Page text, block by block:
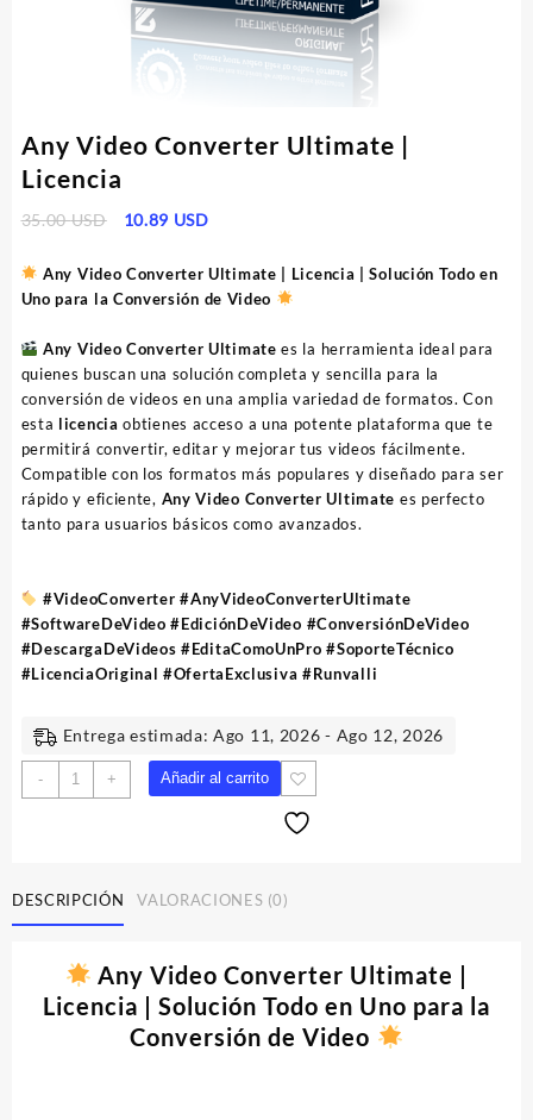
Any Video Converter Ultimate |
Licencia
35.00USD
El
original
era:
10.89 USDEl
actual
es:
Any Video Converter Ultimate | Licencia | Solución Todo en
Uno para la Conversión de Video
Any Video Converter Ultimate es la herramienta ideal para
quienes buscan una solución completa y sencilla para la
conversión de videos en una amplia variedad de formatos. Con
esta licencia obtienes acceso a una potente plataforma que te
permitirá convertir, editar y mejorar tus videos fácilmente.
Compatible con los formatos más populares y diseñado para ser
rápido y eficiente, Any Video Converter Ultimate es perfecto
tanto para usuarios básicos como avanzados.
#VideoConverter #AnyVideoConverterUltimate
#SoftwareDeVideo #EdiciónDeVideo #ConversiónDeVideo
#DescargaDeVideos #EditaComoUnPro #SoporteTécnico
#LicenciaOriginal #OfertaExclusiva #Runvalli
Entrega estimada: Ago 11, 2026 - Ago 12, 2026
-
Any
Video
Licencia
cantidad
+ Añadir al carrito
DESCRIPCIÓN VALORACIONES (0)
Any Video Converter Ultimate |
Licencia | Solución Todo en Uno para la
Conversión de Video